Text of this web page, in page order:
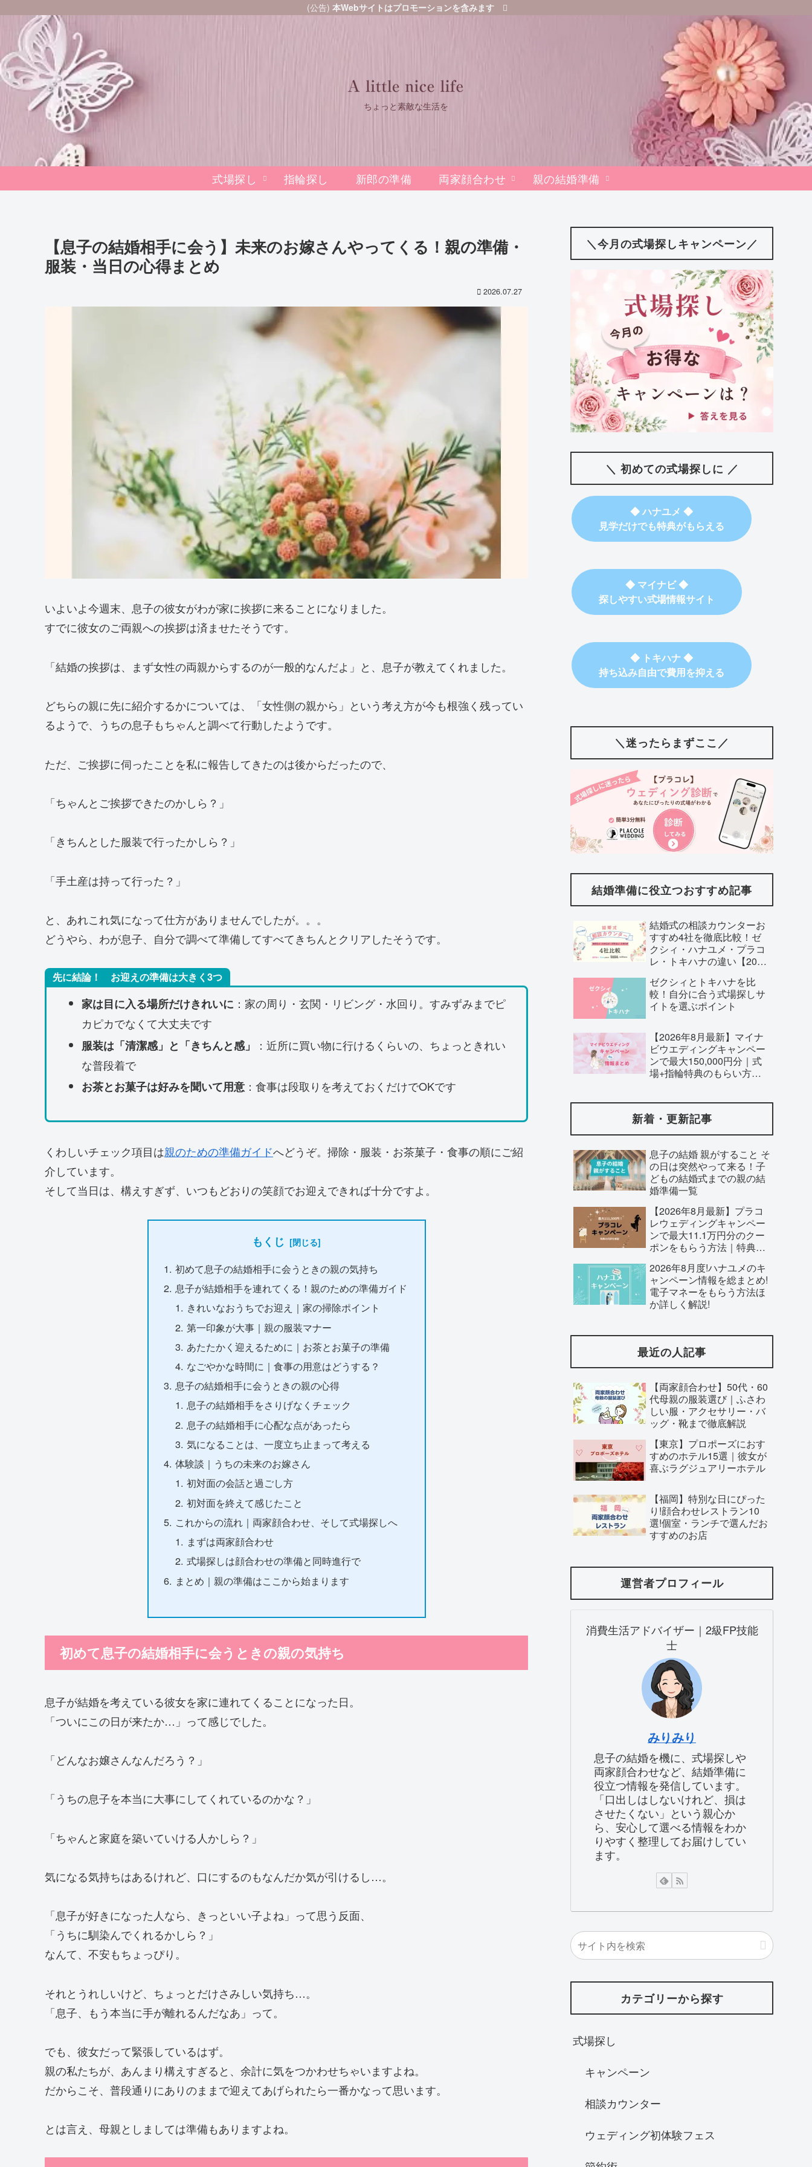
(公告) 本Webサイトはプロモーションを含みます
ちょっと素敵な生活を
式場探し 指輪探し 新郎の準備 両家顔合わせ 親の結婚準備
【息子の結婚相手に会う】未来のお嫁さんやってくる！親の準備・
服装・当日の心得まとめ
2026.07.27
いよいよ今週末、息子の彼女がわが家に挨拶に来ることになりました。
すでに彼女のご両親への挨拶は済ませたそうです。
「結婚の挨拶は、まず女性の両親からするのが一般的なんだよ」と、息子が教えてくれました。
どちらの親に先に紹介するかについては、「女性側の親から」という考え方が今も根強く残ってい
るようで、うちの息子もちゃんと調べて行動したようです。
ただ、ご挨拶に伺ったことを私に報告してきたのは後からだったので、
「ちゃんとご挨拶できたのかしら？」
「きちんとした服装で行ったかしら？」
「手土産は持って行った？」
と、あれこれ気になって仕方がありませんでしたが。。。
どうやら、わが息子、自分で調べて準備してすべてきちんとクリアしたそうです。
先に結論！ お迎えの準備は大きく3つ
家は目に入る場所だけきれいに ：家の周り・玄関・リビング・水回り。すみずみまでピ
カピカでなくて大丈夫です
服装は「清潔感」と「きちんと感」
：近所に買い物に行けるくらいの、ちょっときれい
な普段着で
お茶とお菓子は好みを聞いて用意：食事は段取りを考えておくだけでOKです
くわしいチェック項目は親のための準備ガイドへどうぞ。掃除・服装・お茶菓子・食事の順にご紹
介しています。
そして当日は、構えすぎず、いつもどおりの笑顔でお迎えできれば十分ですよ。
もくじ
初めて息子の結婚相手に会うときの親の気持ち
息子が結婚相手を連れてくる！親のための準備ガイド
きれいなおうちでお迎え｜家の掃除ポイント
第一印象が大事｜親の服装マナー
あたたかく迎えるために｜お茶とお菓子の準備
なごやかな時間に｜食事の用意はどうする？
息子の結婚相手に会うときの親の心得
息子の結婚相手をさりげなくチェック
息子の結婚相手に心配な点があったら
気になることは、一度立ち止まって考える
体験談｜うちの未来のお嫁さん
初対面の会話と過ごし方
初対面を終えて感じたこと
これからの流れ｜両家顔合わせ、そして式場探しへ
まずは両家顔合わせ
式場探しは顔合わせの準備と同時進行で
まとめ｜親の準備はここから始まります
初めて息子の結婚相手に会うときの親の気持ち
息子が結婚を考えている彼女を家に連れてくることになった日。
「ついにこの日が来たか…」って感じでした。
「どんなお嬢さんなんだろう？」
「うちの息子を本当に大事にしてくれているのかな？」
「ちゃんと家庭を築いていける人かしら？」
気になる気持ちはあるけれど、口にするのもなんだか気が引けるし…。
「息子が好きになった人なら、きっといい子よね」って思う反面、
「うちに馴染んでくれるかしら？」
なんて、不安もちょっぴり。
それとうれしいけど、ちょっとだけさみしい気持ち…。
「息子、もう本当に手が離れるんだなあ」って。
でも、彼女だって緊張しているはず。
親の私たちが、あんまり構えすぎると、余計に気をつかわせちゃいますよね。
だからこそ、普段通りにありのままで迎えてあげられたら一番かなって思います。
とは言え、母親としましては準備もありますよね。
＼今月の式場探しキャンペーン／
＼ 初めての式場探しに ／
◆ ハナユメ ◆
見学だけでも特典がもらえる
◆ マイナビ ◆
探しやすい式場情報サイト
◆ トキハナ ◆
持ち込み自由で費用を抑える
＼迷ったらまずここ／
結婚準備に役立つおすすめ記事
結婚式の相談カウンターお
すすめ4社を徹底比較！ゼ
クシィ・ハナユメ・プラコ
レ・トキハナの違い【2026
ゼクシィとトキハナを比
較！自分に合う式場探しサ
イトを選ぶポイント
【2026年8月最新】マイナ
ビウエディングキャンペー
ンで最大150,000円分｜式
場+指輪特典のもらい方と
新着・更新記事
息子の結婚 親がすること そ
の日は突然やって来る！子
どもの結婚式までの親の結
婚準備一覧
【2026年8月最新】プラコ
レウェディングキャンペー
ンで最大11.1万円分のクー
ポンをもらう方法｜特典の
2026年8月度!ハナユメのキ
ャンペーン情報を総まとめ!
電子マネーをもらう方法ほ
か詳しく解説!
最近の人記事
【両家顔合わせ】50代・60
代母親の服装選び｜ふさわ
しい服・アクセサリー・バ
ッグ・靴まで徹底解説
【東京】プロポーズにおす
すめのホテル15選｜彼女が
喜ぶラグジュアリーホテル
【福岡】特別な日にぴった
り!顔合わせレストラン10
選!個室・ランチで選んだお
すすめのお店
運営者プロフィール
消費生活アドバイザー｜2級FP技能
士
みりみり
息子の結婚を機に、式場探しや
両家顔合わせなど、結婚準備に
役立つ情報を発信しています。
「口出しはしないけれど、損は
させたくない」という親心か
ら、安心して選べる情報をわか
りやすく整理してお届けしてい
ます。
カテゴリーから探す
式場探し
キャンペーン
相談カウンター
ウェディング初体験フェス